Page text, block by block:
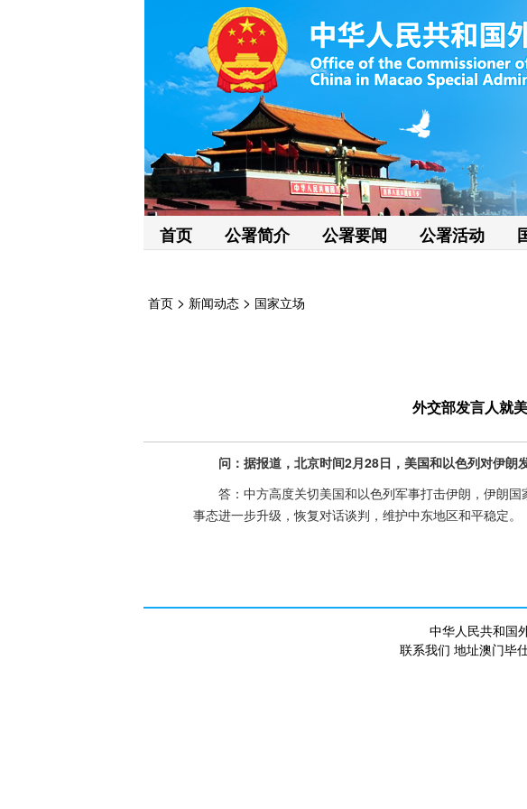
首页 公署简介 公署要闻 公署活动
首页 > 新闻动态 > 国家立场
外交部发言人就
问：据报道，北京时间2月28日，美国和以色列对伊朗
答：中方高度关切美国和以色列军事打击伊朗，伊朗
事态进一步升级，恢复对话谈判，维护中东地区和平稳定。
中华人民共和国
联系我们 地址澳门毕